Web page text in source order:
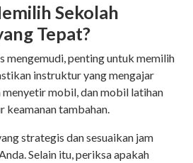
Sekolah
Tepat?
mengemudi, penting untuk memilih
instruktur yang mengajar
menyetir mobil, dan mobil latihan
keamanan tambahan.
strategis dan sesuaikan jam
Selain itu, periksa apakah